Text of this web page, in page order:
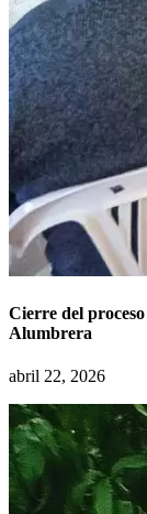
Cierre del
Alumbrera
abril 22, 2026